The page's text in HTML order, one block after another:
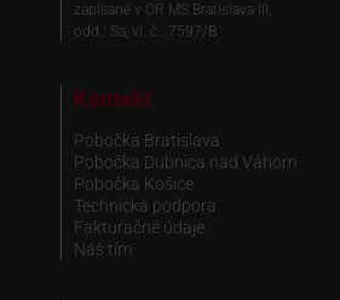
zapísané v OR MS Bratislava III,
odd.: Sa, vl. č.: 7597/B
Kontakt
Pobočka Bratislava
Pobočka Dubnica nad Váhom
Pobočka Košice
Technická podpora
Fakturačné údaje
Náš tím